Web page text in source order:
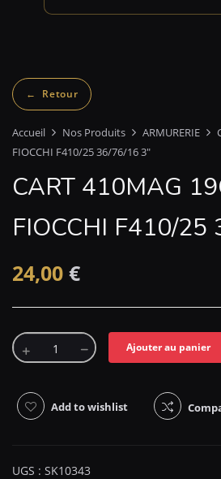
Accueil Nos Produits ARMURERIE
FIOCCHI F410/25 36/76/16 3″
CART 410MAG
FIOCCHI F410/25
24,00 €
Ajouter au panier
Add to wishlist
UGS : SK10343